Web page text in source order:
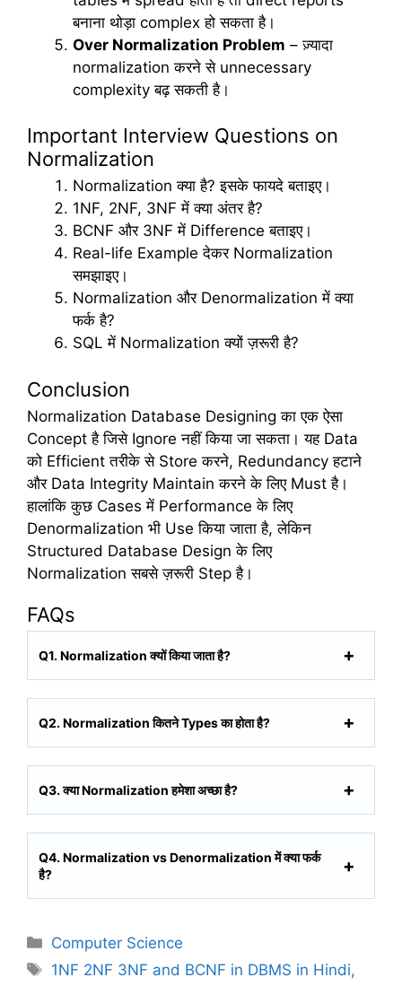
बनाना थोड़ा complex हो सकता है।
Over Normalization Problem – ज़्यादा
normalization करने से unnecessary
complexity बढ़ सकती है।
Important Interview Questions on
Normalization
Normalization क्या है? इसके फायदे बताइए।
1NF, 2NF, 3NF में क्या अंतर है?
BCNF और 3NF में Difference बताइए।
Real-life Example देकर Normalization
समझाइए।
Normalization और Denormalization में क्या
फर्क है?
SQL में Normalization क्यों ज़रूरी है?
Conclusion
Normalization Database Designing का एक ऐसा
Concept है जिसे Ignore नहीं किया जा सकता। यह Data
को Efficient तरीके से Store करने, Redundancy हटाने
और Data Integrity Maintain करने के लिए Must है।
हालांकि कुछ Cases में Performance के लिए
Denormalization भी Use किया जाता है, लेकिन
Structured Database Design के लिए
Normalization सबसे ज़रूरी Step है।
FAQs
Q1. Normalization क्यों किया जाता है?
Q2. Normalization कितने Types का होता है?
Q3. क्या Normalization हमेशा अच्छा है?
Q4. Normalization vs Denormalization में क्या फर्क
है?
C
a
Computer Science
T
1NF 2NF 3NF and BCNF in DBMS in Hindi,